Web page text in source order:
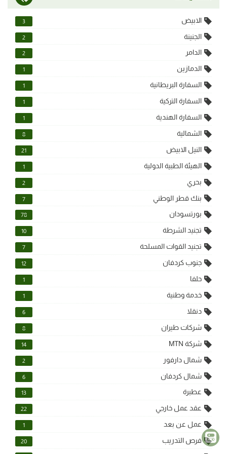
الابيض 3
الجنينة 2
الدامر 2
الدمازين 1
السفارة البريطانية 1
السفارة التركية 1
السفارة الهندية 1
الشمالية 8
النيل الابيض 21
الهيئة الطبية الدولية 1
بحري 2
بنك قطر الوطني 7
بورتسودان 78
تجنيد الشرطة 10
تجنيد القوات المسلحة 7
جنوب كردفان 12
حلفا 1
خدمة وطنية 1
دنقلا 6
شركات طيران 8
شركة MTN 14
شمال دارفور 2
شمال كردفان 6
عطبرة 13
عقد عمل خارجي 22
عمل عن بعد 1
فرص التدريب 20